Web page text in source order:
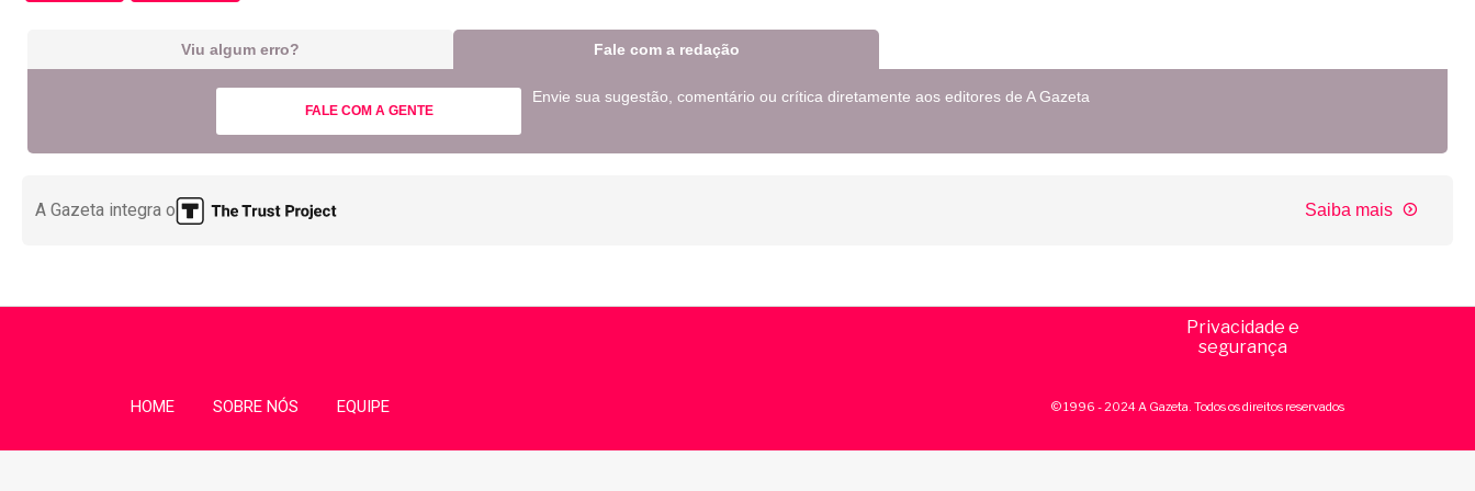
Viu algum erro? Fale com a redação
FALE COM A GENTE
Envie sua sugestão, comentário ou crítica diretamente aos editores de A Gazeta
A Gazeta integra o Saiba mais
Privacidade e
segurança
HOME SOBRE NÓS EQUIPE © 1996 - 2024 A Gazeta. Todos os direitos reservados